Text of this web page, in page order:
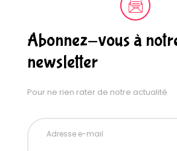
Abonnez-vous à
newsletter
Pour ne rien rater de notre actualité